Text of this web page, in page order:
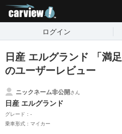
ログイン
日産 エルグランド 「満
のユーザーレビュー
ニックネーム非公開さん
日産 エルグランド
グレード：-
乗車形式：マイカー